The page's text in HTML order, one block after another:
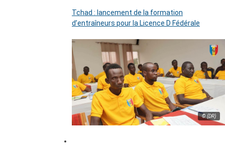
Tchad : lancement de la formation
d’entraîneurs pour la Licence D Fédérale
© (DR)